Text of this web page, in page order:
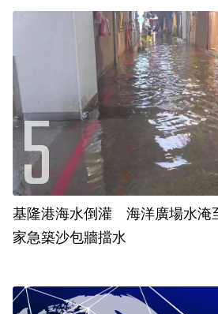
基隆港海水倒灌 海洋廣場水淹
家急築沙包牆擋水